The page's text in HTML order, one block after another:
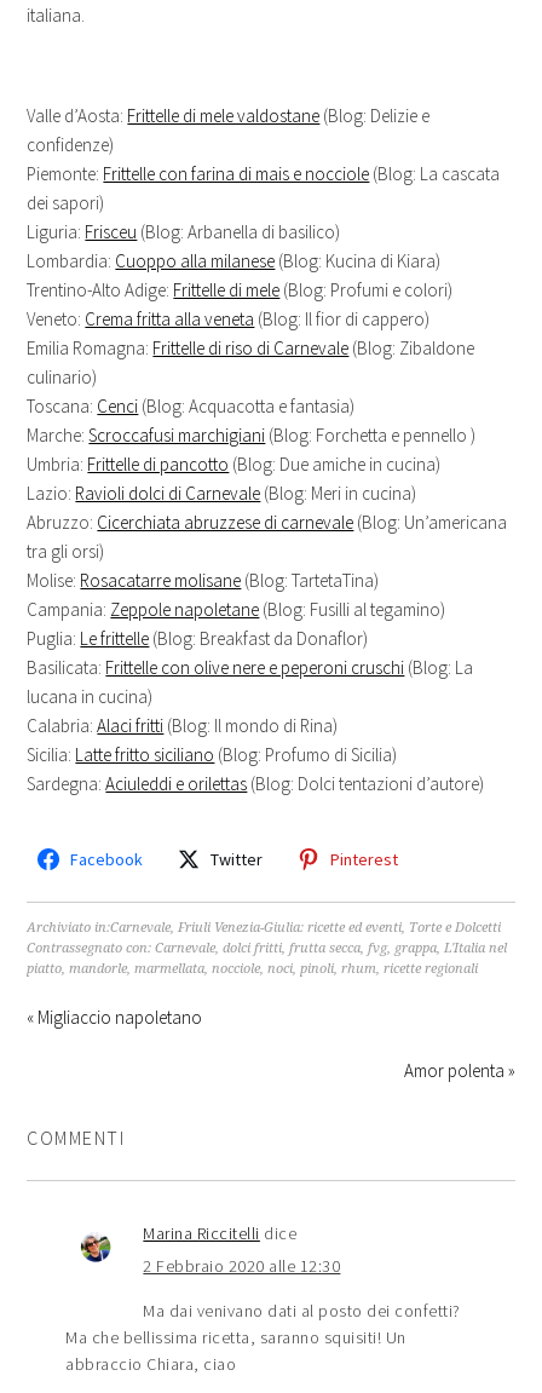
italiana.
Valle d’Aosta: Frittelle di mele valdostane (Blog: Delizie e
confidenze)
Piemonte: Frittelle con farina di mais e nocciole (Blog: La cascata
dei sapori)
Liguria: Frisceu (Blog: Arbanella di basilico)
Lombardia: Cuoppo alla milanese (Blog: Kucina di Kiara)
Trentino-Alto Adige: Frittelle di mele (Blog: Profumi e colori)
Veneto: Crema fritta alla veneta (Blog: Il fior di cappero)
Emilia Romagna: Frittelle di riso di Carnevale (Blog: Zibaldone
culinario)
Toscana: Cenci (Blog: Acquacotta e fantasia)
Marche:Scroccafusi marchigiani (Blog: Forchetta e pennello )
Umbria: Frittelle di pancotto (Blog: Due amiche in cucina)
Lazio: Ravioli dolci di Carnevale (Blog: Meri in cucina)
Abruzzo: Cicerchiata abruzzese di carnevale (Blog: Un’americana
tra gli orsi)
Molise: Rosacatarre molisane (Blog: TartetaTina)
Campania: Zeppole napoletane (Blog: Fusilli al tegamino)
Puglia: Le frittelle (Blog: Breakfast da Donaflor)
Basilicata: Frittelle con olive nere e peperoni cruschi (Blog: La
lucana in cucina)
Calabria:Alaci fritti (Blog: Il mondo di Rina)
Sicilia: Latte fritto siciliano (Blog: Profumo di Sicilia)
Sardegna:Aciuleddi e orilettas (Blog: Dolci tentazioni d’autore)
Facebook Twitter Pinterest
Archiviato in:Carnevale,Friuli Venezia-Giulia: ricette ed eventi, Torte e Dolcetti
Contrassegnato con:Carnevale,dolci fritti,frutta secca,fvg, grappa,L'Italia nel
piatto,mandorle,marmellata,nocciole,noci,pinoli,rhum,ricette regionali
« Migliaccio napoletano
Amor polenta »
COMMENTI
Marina Riccitelli dice
2 Febbraio 2020 alle 12:30
Ma dai venivano dati al posto dei confetti?
Ma che bellissima ricetta, saranno squisiti! Un
abbraccio Chiara, ciao